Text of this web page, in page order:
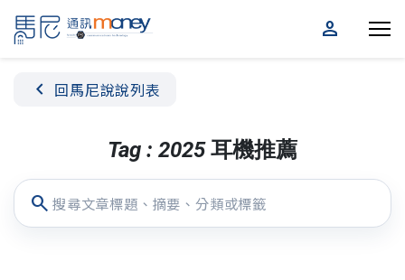
person
chevron_left 回馬尼說說列表
Tag : 2025 耳機推薦
search